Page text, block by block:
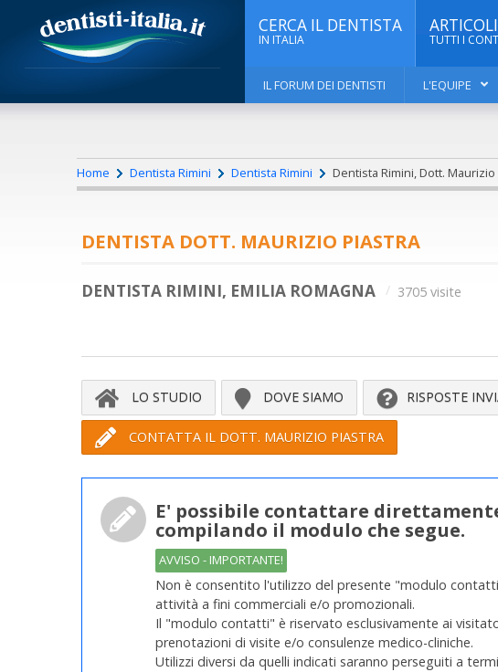
CERCA IL DENTISTA
IN ITALIA TUTTI I
IL FORUM DEI DENTISTI L'EQUIPE
Home Dentista Rimini Dentista Rimini Dentista Rimini, Dott.
DENTISTA DOTT. MAURIZIO PIASTRA
DENTISTA RIMINI, EMILIA ROMAGNA 3705 visite
LO STUDIO DOVE SIAMO RISPOSTE
CONTATTA IL DOTT. MAURIZIO PIASTRA
E' possibile contattare
compilando il modulo che segue.
AVVISO - IMPORTANTE!
Non è consentito l'utilizzo del presente "modulo
attività a fini commerciali e/o promozionali.
Il "modulo contatti" è riservato esclusivamente ai
prenotazioni di visite e/o consulenze medico-cliniche.
Utilizzi diversi da quelli indicati saranno perseguiti a